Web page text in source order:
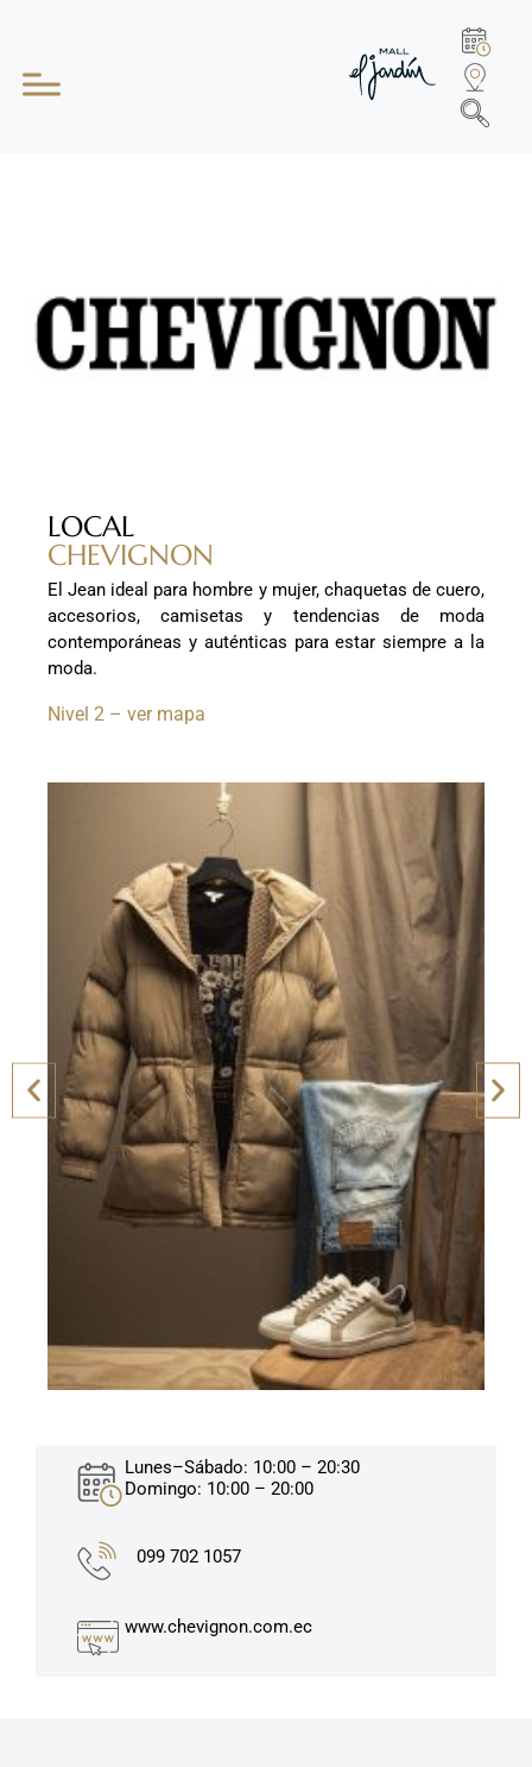
LOCAL
CHEVIGNON
El Jean ideal para hombre y mujer, chaquetas de cuero,
accesorios, camisetas y tendencias de moda
contemporáneas y auténticas para estar siempre a la
moda.
Nivel 2 – ver mapa
Lunes–Sábado: 10:00 – 20:30
Domingo: 10:00 – 20:00
099 702 1057
www.chevignon.com.ec